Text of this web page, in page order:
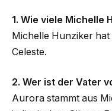
1. Wie viele Michelle
Michelle Hunziker
Celeste.
2. Wer ist der Vater
Aurora stammt aus